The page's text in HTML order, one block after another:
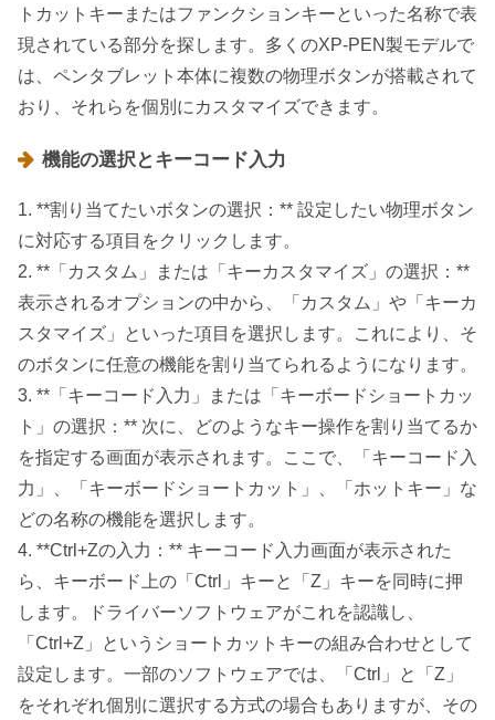
トカットキーまたはファンクションキーといった名称で表
現されている部分を探します。多くのXP-PEN製モデルで
は、ペンタブレット本体に複数の物理ボタンが搭載されて
おり、それらを個別にカスタマイズできます。
機能の選択とキーコード入力
1. **割り当てたいボタンの選択：** 設定したい物理ボタン
に対応する項目をクリックします。
2. **「カスタム」または「キーカスタマイズ」の選択：**
表示されるオプションの中から、「カスタム」や「キーカ
スタマイズ」といった項目を選択します。これにより、そ
のボタンに任意の機能を割り当てられるようになります。
3. **「キーコード入力」または「キーボードショートカッ
ト」の選択：** 次に、どのようなキー操作を割り当てるか
を指定する画面が表示されます。ここで、「キーコード入
力」、「キーボードショートカット」、「ホットキー」な
どの名称の機能を選択します。
4. **Ctrl+Zの入力：** キーコード入力画面が表示された
ら、キーボード上の「Ctrl」キーと「Z」キーを同時に押
します。ドライバーソフトウェアがこれを認識し、
「Ctrl+Z」というショートカットキーの組み合わせとして
設定します。一部のソフトウェアでは、「Ctrl」と「Z」
をそれぞれ個別に選択する方式の場合もありますが、その